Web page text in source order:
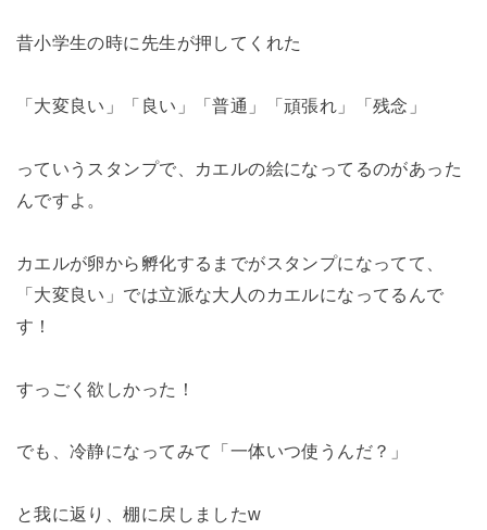
昔小学生の時に先生が押してくれた
「大変良い」「良い」「普通」「頑張れ」「残念」
っていうスタンプで、カエルの絵になってるのがあった
んですよ。
カエルが卵から孵化するまでがスタンプになってて、
「大変良い」では立派な大人のカエルになってるんで
す！
すっごく欲しかった！
でも、冷静になってみて「一体いつ使うんだ？」
と我に返り、棚に戻しましたw